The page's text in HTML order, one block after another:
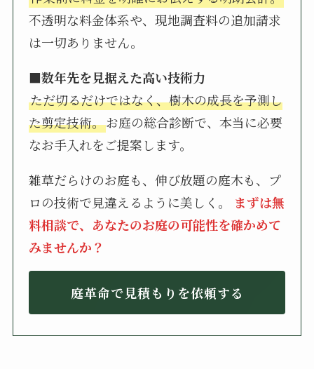
不透明な料金体系や、現地調査料の追加請求
は一切ありません。
■数年先を見据えた高い技術力
ただ切るだけではなく、樹木の成長を予測し
た剪定技術。お庭の総合診断で、本当に必要
なお手入れをご提案します。
雑草だらけのお庭も、伸び放題の庭木も、プ
ロの技術で見違えるように美しく。
まずは無
料相談で、あなたのお庭の可能性を確かめて
みませんか？
庭革命で見積もりを依頼する